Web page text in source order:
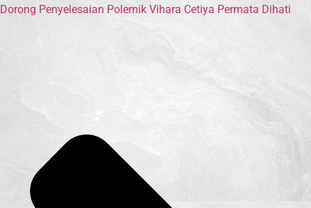
Dorong Penyelesaian Polemik Vihara Cetiya Permata Dihati